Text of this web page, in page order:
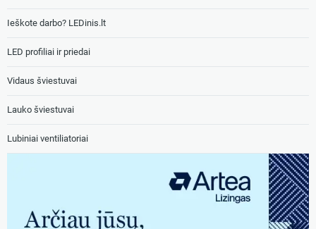
Ieškote darbo? LEDinis.lt
LED profiliai ir priedai
Vidaus šviestuvai
Lauko šviestuvai
Lubiniai ventiliatoriai